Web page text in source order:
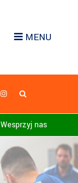
MENU
Wesprzyj nas